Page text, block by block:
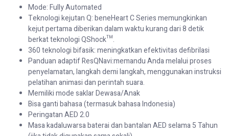
Mode: Fully Automated
Teknologi kejutan Q:beneHeartC Seriesmemungkinkan
kejutpertamadiberikandalamwaktukurangdari8detik
berkatteknologiQShock™.
360 teknologi bifasik: meningkatkan efektivitas defibrilasi
Panduan adaptif ResQNavi:memanduAndamelaluiproses
penyelamatan,langkahdemilangkah,menggunakaninstruksi
pelatihananimasidanperintahsuara.
Memiliki mode saklar Dewasa/Anak
Bisa ganti bahasa (termasuk bahasa Indonesia)
Peringatan AED 2.0
Masa kadaluwarsa baterai dan bantalan AED selama 5 Tahun